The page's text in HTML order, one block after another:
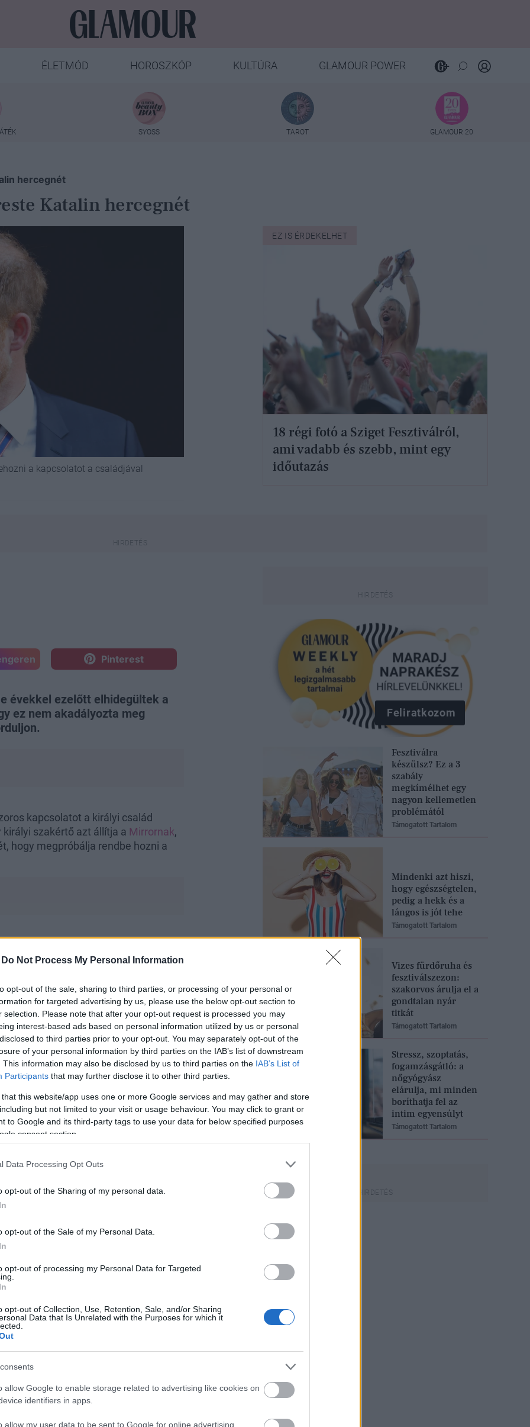
Do Not Process My Personal Information
opt-out of the sale, sharing to third parties, or processing of your personal or
for targeted advertising by us, please use the below opt-out section to
selection. Please note that after your opt-out request is processed you may
interest-based ads based on personal information utilized by us or personal
to third parties prior to your opt-out. You may separately opt-out of the
of your personal information by third parties on the IAB’s list of downstream
This information may also be disclosed by us to third parties on the IAB’s List of
Participants that may further disclose it to other third parties.
that this website/app uses one or more Google services and may gather and store
but not limited to your visit or usage behaviour. You may click to grant or
to Google and its third-party tags to use your data for below specified purposes
consent section.
Data Processing Opt Outs
opt-out of the Sharing of my personal data.
opt-out of the Sale of my Personal Data.
opt-out of processing my Personal Data for Targeted
opt-out of Collection, Use, Retention, Sale, and/or Sharing
Data that Is Unrelated with the Purposes for which it
allow Google to enable storage related to advertising like cookies on
identifiers in apps.
allow my user data to be sent to Google for online advertising
ÉLETMÓD HOROSZKÓP KULTÚRA GLAMOUR POWER
SYOSS TAROT GLAMOUR 20
hercegnét
Katalin hercegnét
a kapcsolatot a családjával
EZ IS ÉRDEKELHET
18 régi fotó a Sziget Fesztiválról,
ami vadabb és szebb, mint egy
időutazás
Pinterest
évekkel ezelőtt elhidegültek a
ez nem akadályozta meg
kapcsolatot a királyi család
királyi szakértő azt állítja a Mirrornak,
hogy megpróbálja rendbe hozni a
ő és
és Amerikába költöznek. A pár azóta
ellen, ami csak tovább fokozta a
kicsit helyrehozhatja a dolgokat,
Quinn a Mirrornak
, amióta Amerikában él
és Meghan 2022-ben természetesen
Feliratkozom
Fesztiválra
készülsz? Ez a 3
szabály
megkímélhet egy
nagyon kellemetlen
problémától
Támogatott Tartalom
Mindenki azt hiszi,
hogy egészségtelen,
pedig a hekk és a
lángos is jót tehe
Támogatott Tartalom
Vizes fürdőruha és
fesztiválszezon:
szakorvos árulja el a
gondtalan nyár
titkát
Támogatott Tartalom
Stressz, szoptatás,
fogamzásgátló: a
nőgyógyász
elárulja, mi minden
boríthatja fel az
intim egyensúlyt
Támogatott Tartalom